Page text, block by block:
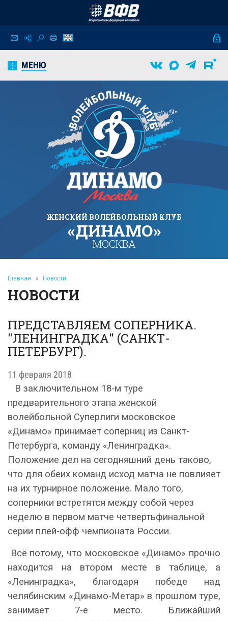
МЕНЮ
ЖЕНСКИЙ ВОЛЕЙБОЛЬНЫЙ КЛУБ
«ДИНАМО»
МОСКВА
Главная » Новости
НОВОСТИ
ПРЕДСТАВЛЯЕМ СОПЕРНИКА.
"ЛЕНИНГРАДКА" (САНКТ-
ПЕТЕРБУРГ).
11 февраля 2018
В заключительном 18-м туре
предварительного этапа женской
волейбольной Суперлиги московское
«Динамо» принимает соперниц из Санкт-
Петербурга, команду «Ленинградка».
Положение дел на сегодняшний день таково,
что для обеих команд исход матча не повлияет
на их турнирное положение. Мало того,
соперники встретятся между собой через
неделю в первом матче четвертьфинальной
серии плей-офф чемпионата России.
Всё потому, что московское «Динамо» прочно
находится на втором месте в таблице, а
«Ленинградка», благодаря победе над
челябинским «Динамо-Метар» в прошлом туре,
занимает 7-е место. Ближайший